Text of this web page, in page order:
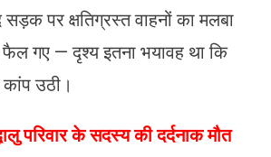
पर क्षतिग्रस्त वाहनों का मलबा
गए — दृश्य इतना भयावह था कि
उठी।
परिवार के सदस्य की दर्दनाक मौत